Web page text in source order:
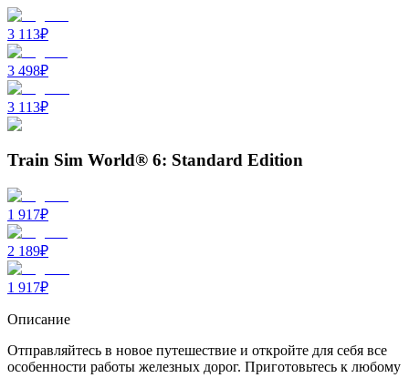
3 113₽
3 498₽
3 113₽
Train Sim World® 6: Standard Edition
1 917₽
2 189₽
1 917₽
Описание
Отправляйтесь в новое путешествие и откройте для себя все
особенности работы железных дорог. Приготовьтесь к любому